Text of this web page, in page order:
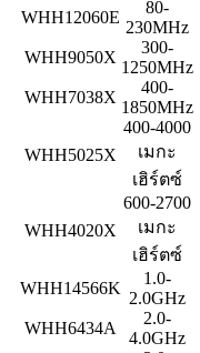
WHH12060E
80-
230MHz
WHH9050X
300-
1250MHz
WHH7038X
400-
1850MHz
WHH5025X
400-4000
เมกะ
เฮิร์ตซ์
WHH4020X
600-2700
เมกะ
เฮิร์ตซ์
WHH14566K
1.0-
2.0GHz
WHH6434A
2.0-
4.0GHz